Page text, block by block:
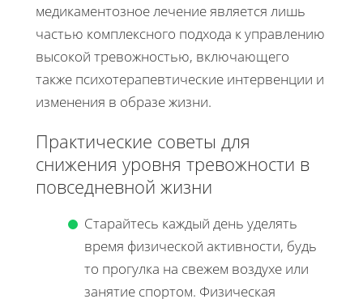
медикаментозное лечение является лишь
частью комплексного подхода к управлению
высокой тревожностью, включающего
также психотерапевтические интервенции и
изменения в образе жизни.
Практические советы для
снижения уровня тревожности в
повседневной жизни
Старайтесь каждый день уделять
время физической активности, будь
то прогулка на свежем воздухе или
занятие спортом. Физическая